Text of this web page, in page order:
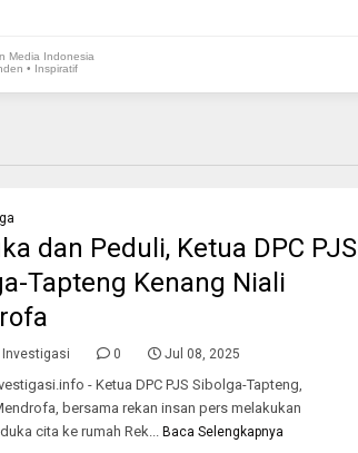
Media Indonesia
• Inspiratif
dan Peduli, Ketua DPC PJS
Tapteng Kenang Niali
Investigasi 0 Jul 08, 2025
- Ketua DPC PJS Sibolga-Tapteng,
bersama rekan insan pers melakukan
cita ke rumah Rek...
Baca Selengkapnya